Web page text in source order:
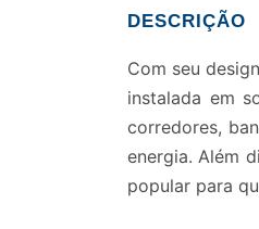
DESCRIÇÃO
Com seu
instalada em
corredores,
energia. Além
popular para